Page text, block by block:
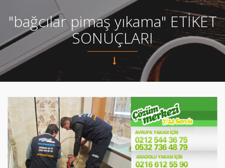
"bağcılar pimaş yıkama" ETİKET
SONUÇLARI